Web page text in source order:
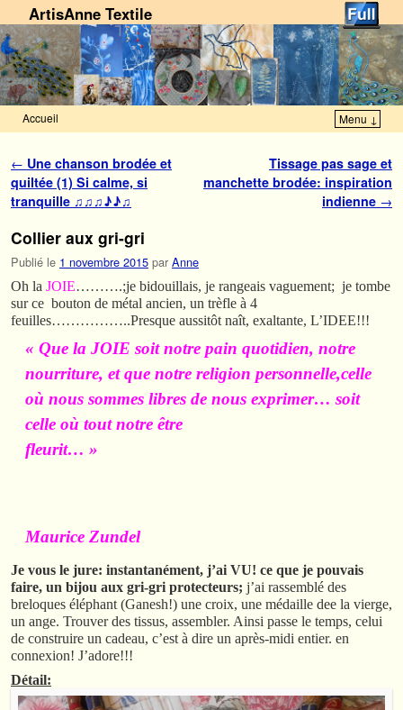
ArtisAnne Textile
Accueil Menu ↓
Navigation des articles
← Une chanson brodée et
quiltée (1) Si calme, si
tranquille ♫♫♫♪♪♫
Tissage pas sage et
manchette brodée: inspiration
indienne →
Collier aux gri-gri
Publié le 1 novembre 2015 par Anne
Oh la JOIE……….;je bidouillais, je rangeais vaguement; je tombe
sur ce bouton de métal ancien, un trèfle à 4
feuilles……………..Presque aussitôt naît, exaltante, L’IDEE!!!
« Que la JOIE soit notre pain quotidien, notre
nourriture, et que notre religion personnelle,celle
où nous sommes libres de nous exprimer… soit
celle où tout notre être
fleurit… »
Maurice Zundel
Je vous le jure: instantanément, j’ai VU! ce que je pouvais
faire, un bijou aux gri-gri protecteurs; j’ai rassemblé des
breloques éléphant (Ganesh!) une croix, une médaille dee la vierge,
un ange. Trouver des tissus, assembler. Ainsi passe le temps, celui
de construire un cadeau, c’est à dire un après-midi entier. en
connexion! J’adore!!!
Détail: